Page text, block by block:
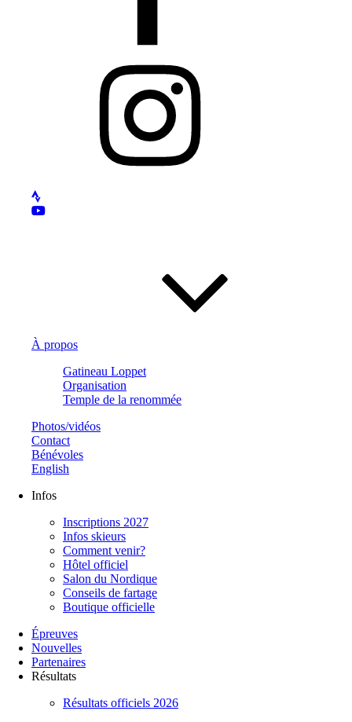
À propos
Gatineau Loppet
Organisation
Temple de la renommée
Photos/vidéos
Contact
Bénévoles
English
Infos
Inscriptions 2027
Infos skieurs
Comment venir?
Hôtel officiel
Salon du Nordique
Conseils de fartage
Boutique officielle
Épreuves
Nouvelles
Partenaires
Résultats
Résultats officiels 2026